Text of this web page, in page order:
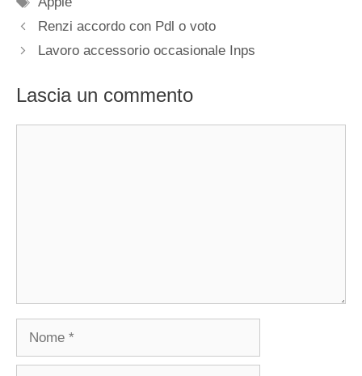
Renzi accordo con Pdl o voto
Lavoro accessorio occasionale Inps
Lascia un commento
Nome